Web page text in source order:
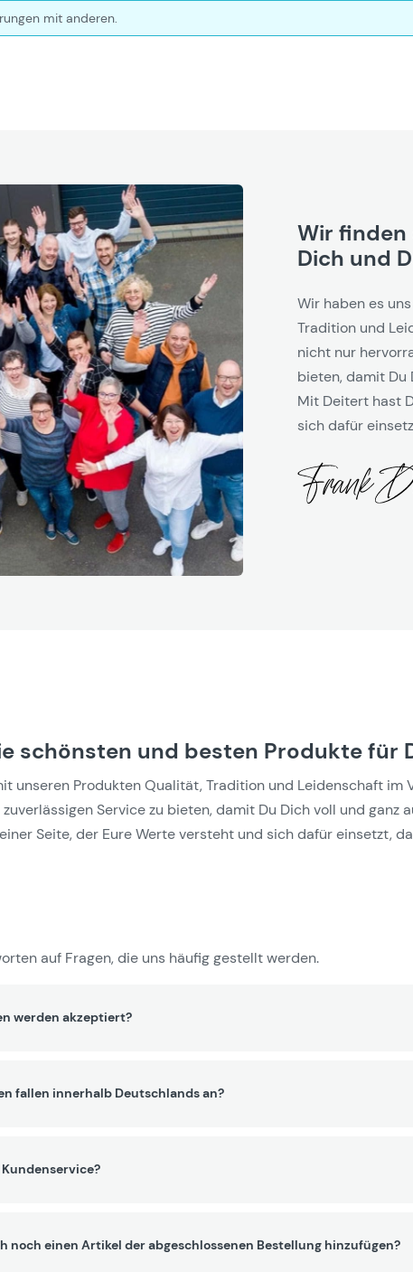
mit anderen.
Wir
Dich und
Wir haben es
Tradition und
nicht nur
bieten, damit Du
Mit Deitert hast
sich dafür
schönsten und besten Produkte für
unseren Produkten Qualität, Tradition und Leidenschaft im
Service zu bieten, damit Du Dich voll und
Seite, der Eure Werte versteht und sich dafür einsetzt,
auf Fragen, die uns häufig gestellt werden.
werden akzeptiert?
fallen innerhalb Deutschlands an?
noch einen Artikel der abgeschlossenen Bestellung hinzufügen?